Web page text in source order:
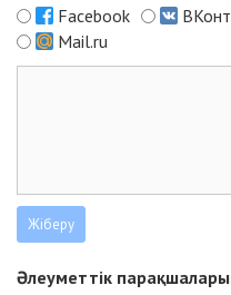
Facebook
Mail.ru
Әлеуметтік